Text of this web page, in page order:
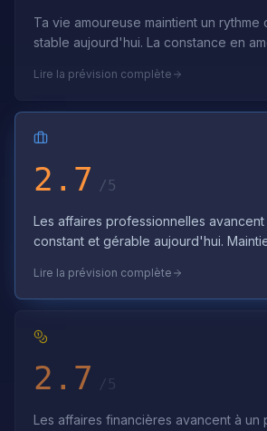
Ta vie amoureuse maintient un
stable aujourd'hui. La constance en amour construit des
Lire la prévision complète
2.7 /5
Les affaires professionnelles avancent
constant et gérable aujourd'hui. Maintiens les standards
Lire la prévision complète
2.7 /5
Les affaires financières avancent à un